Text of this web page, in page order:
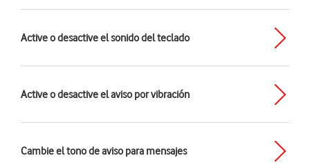
Active o desactive el sonido del teclado
Active o desactive el aviso por vibración
Cambie el tono de aviso para mensajes